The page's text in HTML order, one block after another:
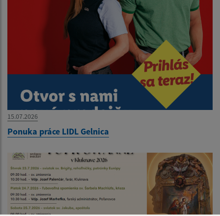
15.07.2026
Ponuka práce LIDL Gelnica